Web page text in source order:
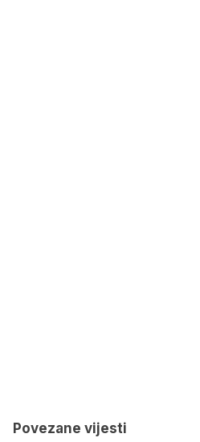
Povezane vijesti